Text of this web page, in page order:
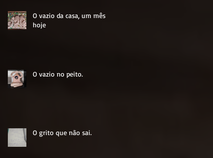
O vazio da casa, um mês
hoje
O vazio no peito.
O grito que não sai.